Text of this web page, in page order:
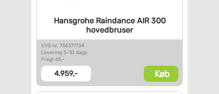
Hansgrohe Raindance AIR 300
hovedbruser
VVS nr. 736377734
Levering 5-10 dage
Fragt 65,-
4.959,- Køb